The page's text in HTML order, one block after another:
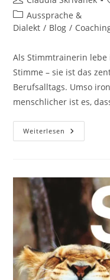
Autor:
Beitrags-
Kategorie:
Aussprache &
Dialekt / Blog /
Als Stimmtrainerin
Stimme – sie ist das
Berufsalltags. Umso
menschlicher ist es,
Weiterlesen Auch
So
Gehen
Damit